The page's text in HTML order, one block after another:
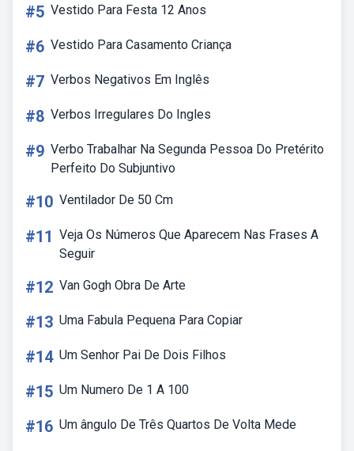
#5 Vestido Para Festa 12 Anos
#6 Vestido Para Casamento Criança
#7 Verbos Negativos Em Inglês
#8 Verbos Irregulares Do Ingles
#9 Verbo Trabalhar Na Segunda Pessoa Do Pretérito
Perfeito Do Subjuntivo
#10 Ventilador De 50 Cm
#11 Veja Os Números Que Aparecem Nas Frases A
Seguir
#12 Van Gogh Obra De Arte
#13 Uma Fabula Pequena Para Copiar
#14 Um Senhor Pai De Dois Filhos
#15 Um Numero De 1 A 100
#16 Um ângulo De Três Quartos De Volta Mede